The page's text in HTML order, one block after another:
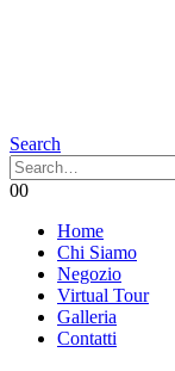
Search
00
Home
Chi Siamo
Negozio
Virtual Tour
Galleria
Contatti